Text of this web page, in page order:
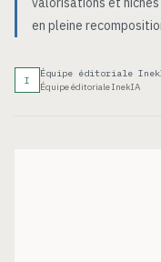
en pleine
I
Équipe éditoriale
Équipe éditoriale InekIA